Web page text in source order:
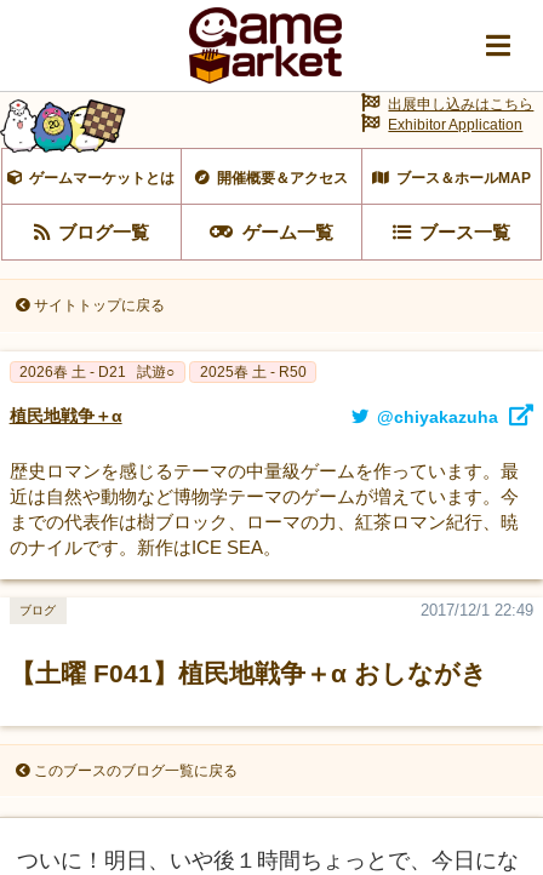
ゲームマーケットとは 開催概要＆アクセス ブース＆ホールMAP
ブログ一覧 ゲーム一覧 ブース一覧
出展申し込みはこちら
Exhibitor Application
サイトトップに戻る
2026春 土 - D21 試遊○ 2025春 土 - R50
植民地戦争＋α @chiyakazuha
歴史ロマンを感じるテーマの中量級ゲームを作っています。最
近は自然や動物など博物学テーマのゲームが増えています。今
までの代表作は樹ブロック、ローマの力、紅茶ロマン紀行、暁
のナイルです。新作はICE SEA。
【土曜 F041】植民地戦争＋α おしながき
2017/12/1 22:49
ブログ
このブースのブログ一覧に戻る
ついに！明日、いや後１時間ちょっとで、今日にな